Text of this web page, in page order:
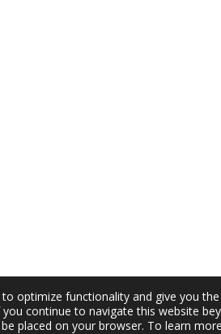
optimize functionality and give you
you continue to navigate this website
placed on your browser. To learn